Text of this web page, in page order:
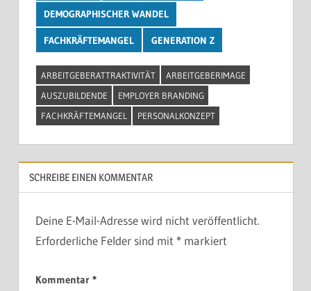
DEMOGRAPHISCHER WANDEL
FACHKRÄFTEMANGEL GENERATION Z
ARBEITGEBERATTRAKTIVITÄT
ARBEITGEBERIMAGE
AUSZUBILDENDE
EMPLOYER BRANDING
FACHKRÄFTEMANGEL
PERSONALKONZEPT
SCHREIBE EINEN KOMMENTAR
Deine E-Mail-Adresse wird nicht veröffentlicht.
Erforderliche Felder sind mit *markiert
Kommentar *